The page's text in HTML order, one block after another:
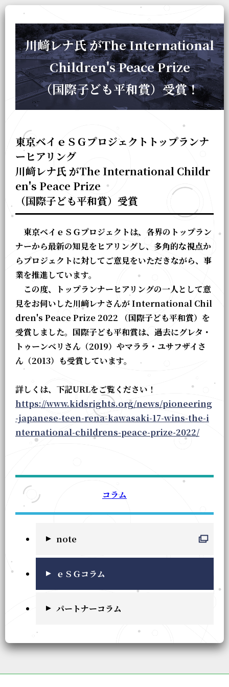
川﨑レナ氏 がThe International
Children's Peace Prize
（国際子ども平和賞）受賞！
コラム
note
ｅＳＧコラム
パートナーコラム
東京ベイｅＳＧプロジェクトトップランナ
ーヒアリング
川﨑レナ氏 がThe International Childr
en's Peace Prize
（国際子ども平和賞）受賞
東京ベイｅＳＧプロジェクトは、各界のトップラン
ナーから最新の知見をヒアリングし、多角的な視点か
らプロジェクトに対してご意見をいただきながら、事
業を推進しています。
この度、トップランナーヒアリングの一人として意
見をお伺いした川﨑レナさんが International Chil
dren's Peace Prize 2022 （国際子ども平和賞）を
受賞しました。国際子ども平和賞は、過去にグレタ・
トゥーンベリさん（2019）やマララ・ユサフザイさ
ん（2013）も受賞しています。
詳しくは、下記URLをご覧ください！
https://www.kidsrights.org/news/pioneering
-japanese-teen-rena-kawasaki-17-wins-the-i
nternational-childrens-peace-prize-2022/